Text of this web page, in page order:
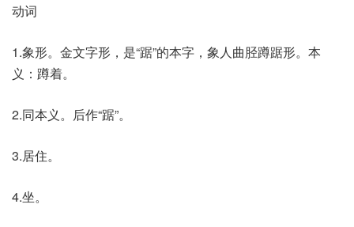
动词
1.象形。金文字形，是“踞”的本字，象人曲胫蹲踞形。本
义：蹲着。
2.同本义。后作“踞”。
3.居住。
4.坐。